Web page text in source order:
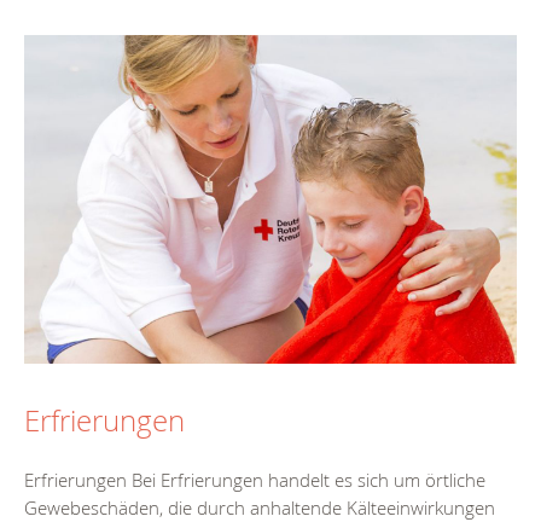
Erfrierungen
Erfrierungen Bei Erfrierungen handelt es sich um örtliche
Gewebeschäden, die durch anhaltende Kälteeinwirkungen